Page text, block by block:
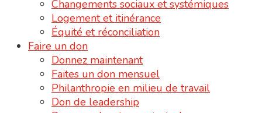
Changements sociaux et systémiques
Logement et itinérance
Équité et réconciliation
Faire un don
Donnez maintenant
Faites un don mensuel
Philanthropie en milieu de travail
Don de leadership